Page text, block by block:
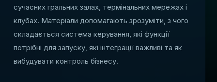
сучасних гральних залах, термінальних мережах і
клубах. Матеріали допомагають зрозуміти, з чого
складається система керування, які функції
потрібні для запуску, які інтеграції важливі та як
вибудувати контроль бізнесу.